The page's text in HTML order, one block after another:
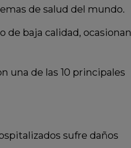
de salud del mundo.
baja calidad, ocasionan
una de las 10 principales
sufre daños